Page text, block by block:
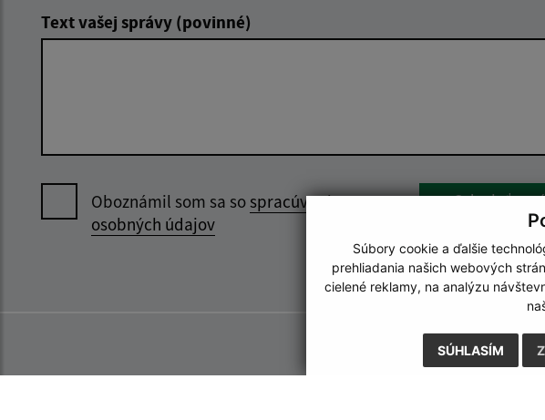
Súbory cookie a ďalšie
prehliadania našich webových
cielené reklamy, na analýzu
SÚHLASÍM
Text vašej správy (povinné)
Oboznámil som sa sospracúvaním
osobných údajov
Odoslať